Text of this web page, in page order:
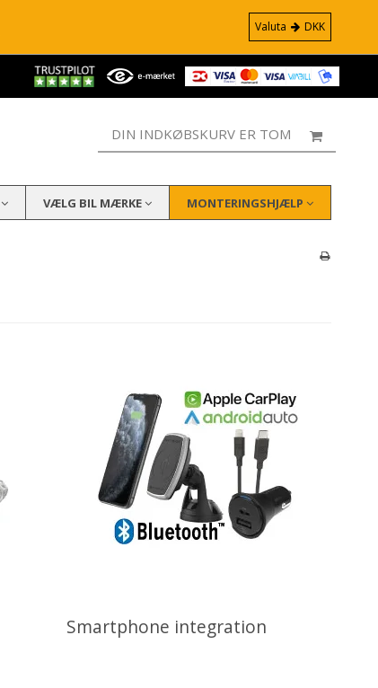
Valuta DKK
DIN INDKØBSKURV ER TOM
VÆLG BIL MÆRKE MONTERINGSHJÆLP
Smartphone integration